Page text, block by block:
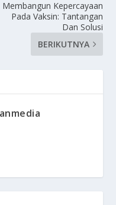
Membangun Kepercayaan
Pada Vaksin: Tantangan
Dan Solusi
BERIKUTNYA